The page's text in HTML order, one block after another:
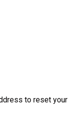
to reset your